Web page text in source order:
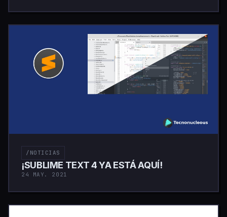
/NOTICIAS
¡SUBLIME TEXT 4 YA ESTÁ AQUÍ!
24 MAY. 2021